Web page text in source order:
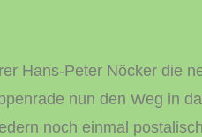
Hans-Peter Nöcker die
nun den Weg in
noch einmal